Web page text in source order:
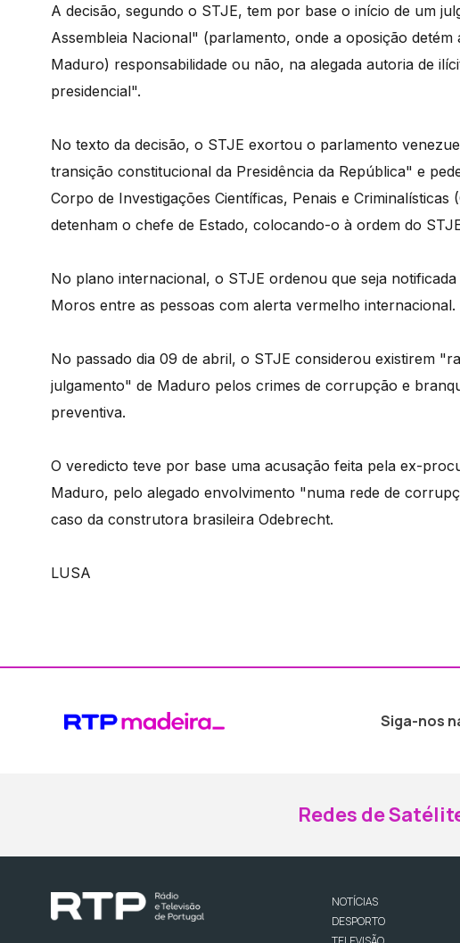
A decisão, segundo o STJE, tem por base o início de um
Assembleia Nacional" (parlamento, onde a oposição
Maduro) responsabilidade ou não, na alegada autoria de
presidencial".
No texto da decisão, o STJE exortou o parlamento
transição constitucional da Presidência da República" e
Corpo de Investigações Científicas, Penais e Criminalísticas
detenham o chefe de Estado, colocando-o à ordem do
No plano internacional, o STJE ordenou que seja
Moros entre as pessoas com alerta vermelho internacional.
No passado dia 09 de abril, o STJE considerou existirem
julgamento" de Maduro pelos crimes de corrupção e
preventiva.
O veredicto teve por base uma acusação feita pela ex-
Maduro, pelo alegado envolvimento "numa rede de
caso da construtora brasileira Odebrecht.
LUSA
Siga-nos
Redes de
NOTÍCIAS
DESPORTO